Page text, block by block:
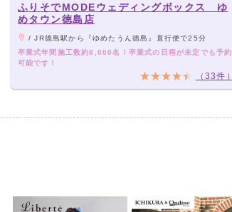
ふりそでMODEウェディングボックス ゆ
めタウン徳島店
/ JR徳島駅から『ゆめたうん徳島』直行便で25分
卒業式年間施工数約8,000名！卒業式の日程が未定でも予約
可能です！
（33件）